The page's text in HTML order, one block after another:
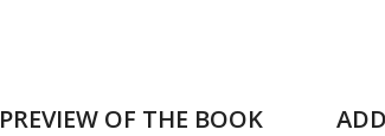
PREVIEW OF THE BOOK